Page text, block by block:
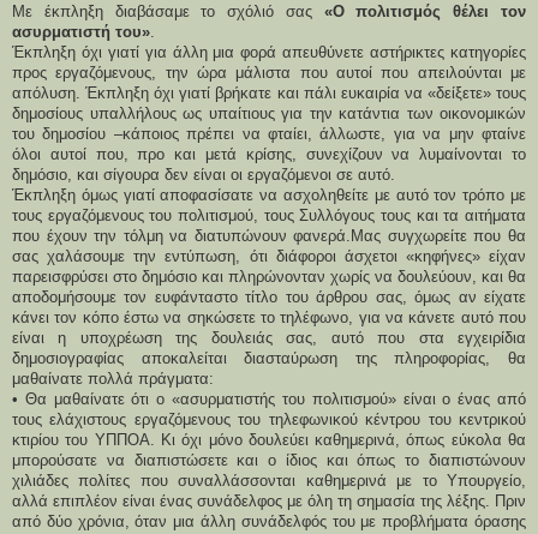
Με έκπληξη διαβάσαμε το σχόλιό σας «Ο πολιτισμός θέλει τον
ασυρματιστή του»
Έκπληξη όχι γιατί για άλλη μια φορά απευθύνετε αστήρικτες κατηγορίες
προς εργαζόμενους, την ώρα μάλιστα που αυτοί που απειλούνται με
απόλυση. Έκπληξη όχι γιατί βρήκατε και πάλι ευκαιρία να «δείξετε» τους
δημοσίους υπαλλήλους ως υπαίτιους για την κατάντια των οικονομικών
του δημοσίου –κάποιος πρέπει να φταίει, άλλωστε, για να μην φταίνε
όλοι αυτοί που, προ και μετά κρίσης, συνεχίζουν να λυμαίνονται το
δημόσιο, και σίγουρα δεν είναι οι εργαζόμενοι σε αυτό.
Έκπληξη όμως γιατί αποφασίσατε να ασχοληθείτε με αυτό τον τρόπο με
τους εργαζόμενους του πολιτισμού, τους Συλλόγους τους και τα αιτήματα
που έχουν την τόλμη να διατυπώνουν φανερά. Μας συγχωρείτε που θα
σας χαλάσουμε την εντύπωση, ότι διάφοροι άσχετοι «κηφήνες» είχαν
παρεισφρύσει στο δημόσιο και πληρώνονταν χωρίς να δουλεύουν, και θα
αποδομήσουμε τον ευφάνταστο τίτλο του άρθρου σας, όμως αν είχατε
κάνει τον κόπο έστω να σηκώσετε το τηλέφωνο, για να κάνετε αυτό που
είναι η υποχρέωση της δουλειάς σας, αυτό που στα εγχειρίδια
δημοσιογραφίας αποκαλείται διασταύρωση της πληροφορίας, θα
μαθαίνατε πολλά πράγματα:
• Θα μαθαίνατε ότι ο «ασυρματιστής του πολιτισμού» είναι ο ένας από
τους ελάχιστους εργαζόμενους του τηλεφωνικού κέντρου του κεντρικού
κτιρίου του ΥΠΠΟΑ. Κι όχι μόνο δουλεύει καθημερινά, όπως εύκολα θα
μπορούσατε να διαπιστώσετε και ο ίδιος και όπως το διαπιστώνουν
χιλιάδες πολίτες που συναλλάσσονται καθημερινά με το Υπουργείο,
αλλά επιπλέον είναι ένας συνάδελφος με όλη τη σημασία της λέξης. Πριν
από δύο χρόνια, όταν μια άλλη συνάδελφός του με προβλήματα όρασης